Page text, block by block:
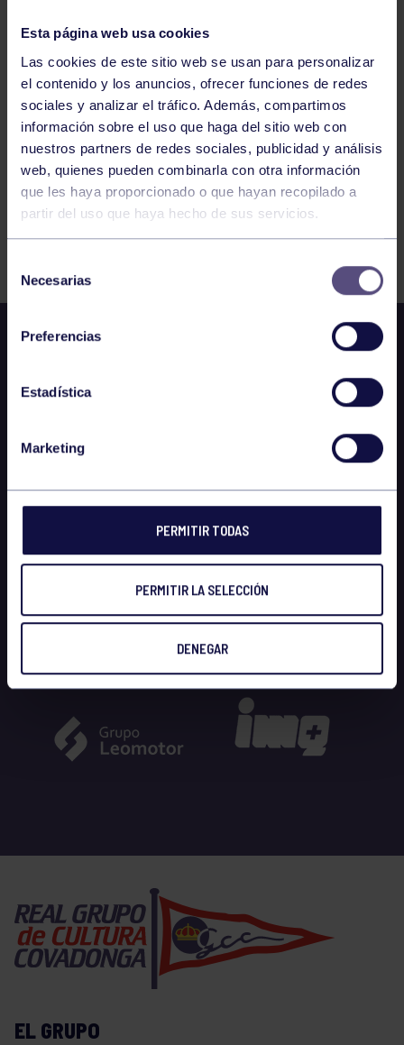
Esta página web usa cookies
Las cookies de este sitio web se usan para personalizar
el contenido y los anuncios, ofrecer funciones de redes
sociales y analizar el tráfico. Además, compartimos
información sobre el uso que haga del sitio web con
nuestros partners de redes sociales, publicidad y análisis
web, quienes pueden combinarla con otra información
que les haya proporcionado o que hayan recopilado a
partir del uso que haya hecho de sus servicios.
consentimiento
Necesarias
Preferencias
Estadística
Marketing
PERMITIR TODAS
PERMITIR LA SELECCIÓN
DENEGAR
MANÍN
952 953 954 955 956 957 958
FILTRAR
EL GRUPO